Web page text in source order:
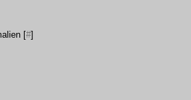
[#]